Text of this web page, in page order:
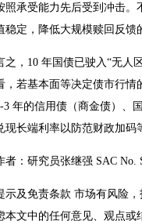
照承受能力先后受到冲击。
稳定，降低大规模赎回反馈
之，10 年国债已驶入“无人
，若基本面等决定债市行情
3 年的信用债（商金债）、
现长端利率以防范财政加码
者：研究员张继强 SAC
示及免责条款 市场有风险
本文中的任何意见、观点